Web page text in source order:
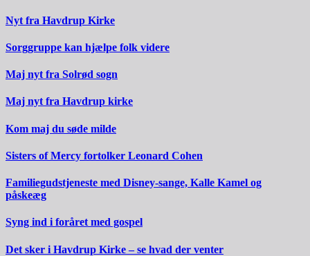
Nyt fra Havdrup Kirke
Sorggruppe kan hjælpe folk videre
Maj nyt fra Solrød sogn
Maj nyt fra Havdrup kirke
Kom maj du søde milde
Sisters of Mercy fortolker Leonard Cohen
Familiegudstjeneste med Disney-sange, Kalle Kamel og
påskeæg
Syng ind i foråret med gospel
Det sker i Havdrup Kirke – se hvad der venter